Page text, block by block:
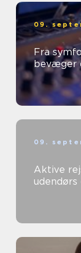
09.
Fra
bevæger
09.
Aktive